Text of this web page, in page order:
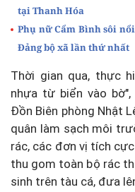
tại Thanh Hóa
Phụ nữ Cẩm Bình sôi
Đảng bộ xã lần thứ nhất
Thời gian qua, thực
nhựa từ biển vào
Đồn Biên phòng Nhật
quân làm sạch môi
rác, các đơn vị tích
thu gom toàn bộ rác
sinh trên tàu cá, đưa